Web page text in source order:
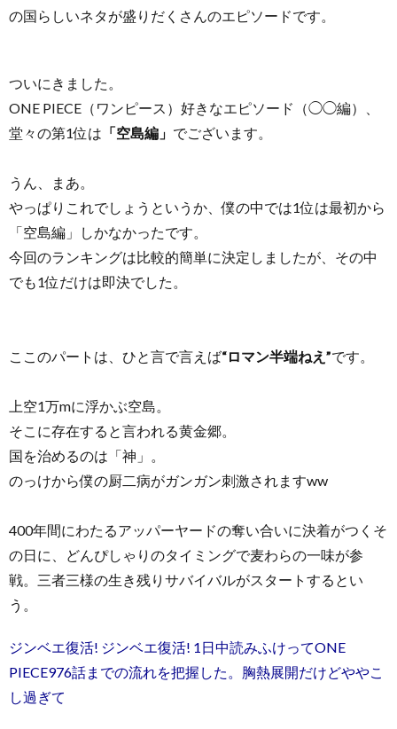
の国らしいネタが盛りだくさんのエピソードです。
ついにきました。
ONE PIECE（ワンピース）好きなエピソード（◯◯編）、
堂々の第1位は 「空島編」 でございます。
うん、まあ。
やっぱりこれでしょうというか、僕の中では1位は最初から
「空島編」しかなかったです。
今回のランキングは比較的簡単に決定しましたが、その中
でも1位だけは即決でした。
ここのパートは、ひと言で言えば“ロマン半端ねえ”です。
上空1万mに浮かぶ空島。
そこに存在すると言われる黄金郷。
国を治めるのは「神」。
のっけから僕の厨二病がガンガン刺激されますww
400年間にわたるアッパーヤードの奪い合いに決着がつくそ
の日に、どんぴしゃりのタイミングで麦わらの一味が参
戦。三者三様の生き残りサバイバルがスタートするとい
う。
ジンベエ復活! ジンベエ復活! 1日中読みふけってONE
PIECE976話までの流れを把握した。胸熱展開だけどややこ
し過ぎて